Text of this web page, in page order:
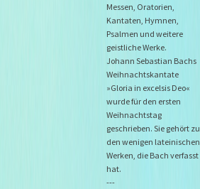
Messen, Oratorien,
Kantaten, Hymnen,
Psalmen und weitere
geistliche Werke.
Johann Sebastian Bachs
Weihnachtskantate
»Gloria in excelsis Deo«
wurde für den ersten
Weihnachtstag
geschrieben. Sie gehört zu
den wenigen lateinischen
Werken, die Bach verfasst
hat.
---